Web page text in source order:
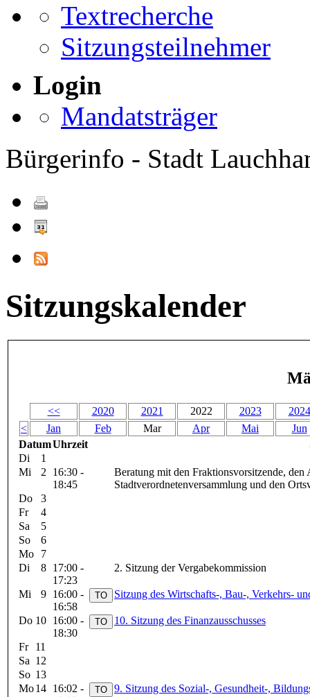
Textrecherche
Sitzungsteilnehmer
Login
Mandatsträger
Bürgerinfo - Stadt
Sitzungskalender
<< 2020 2021 2022 2023
2024
<
Jan Feb Mar Apr Mai
Jun
DatumUhrzeit
Di
1
Mi
2
16:30 -
18:45
Beratung mit den Fraktionsvorsitzende, den
Stadtverordnetenversammlung und den
Do
3
Fr
4
Sa
5
So
6
Mo
7
Di
8 17:00 -
17:23
2. Sitzung der Vergabekommission
Mi 9 16:00 -
16:58
Sitzung des Wirtschafts-, Bau-, Verkehrs-
Do 10 16:00 -
18:30
10. Sitzung des Finanzausschusses
Fr
11
Sa 12
So 13
Mo14 16:02 -
9. Sitzung des Sozial-, Gesundheit-,